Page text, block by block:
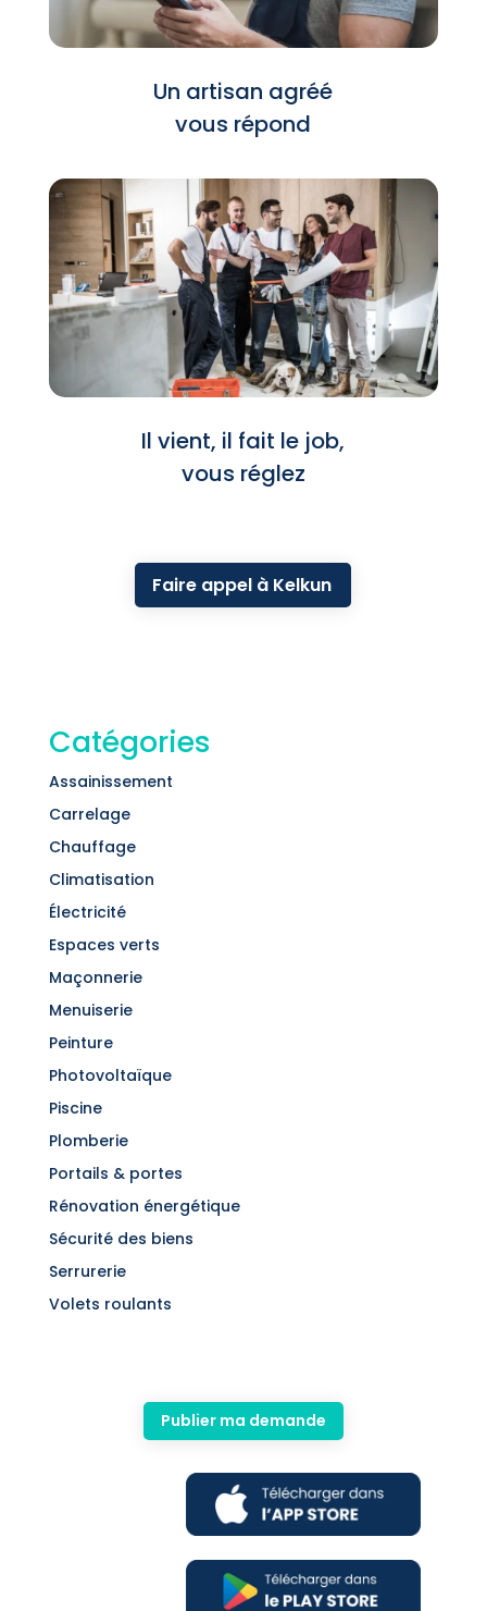
Un artisan agréé
vous répond
Il vient, il fait le job,
vous réglez
Faire appel à Kelkun
Catégories
Assainissement
Carrelage
Chauffage
Climatisation
Électricité
Espaces verts
Maçonnerie
Menuiserie
Peinture
Photovoltaïque
Piscine
Plomberie
Portails & portes
Rénovation énergétique
Sécurité des biens
Serrurerie
Volets roulants
Publier ma demande